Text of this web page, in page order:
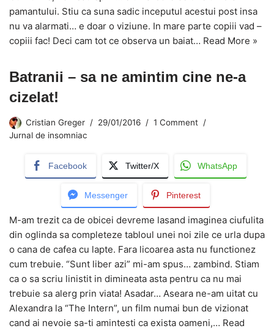
pamantului. Stiu ca suna sadic inceputul acestui post insa
nu va alarmati… e doar o viziune. In mare parte copiii vad –
copiii fac! Deci cam tot ce observa un baiat… Read More »
Batranii – sa ne amintim cine ne-a
cizelat!
Cristian Greger 29/01/2016
1 Comment
Jurnal de insomniac
Facebook Twitter/X WhatsApp
Messenger Pinterest
M-am trezit ca de obicei devreme lasand imaginea ciufulita
din oglinda sa completeze tabloul unei noi zile ce urla dupa
o cana de cafea cu lapte. Fara licoarea asta nu functionez
cum trebuie. “Sunt liber azi” mi-am spus… zambind. Stiam
ca o sa scriu linistit in dimineata asta pentru ca nu mai
trebuie sa alerg prin viata! Asadar… Aseara ne-am uitat cu
Alexandra la “The Intern”, un film numai bun de vizionat
cand ai nevoie sa-ti amintesti ca exista oameni,… Read